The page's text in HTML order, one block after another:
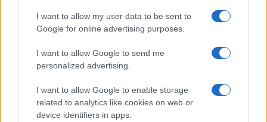
I want to allow my user data to be sent to
Google for online advertising purposes.
I want to allow Google to send me
personalized advertising.
I want to allow Google to enable storage
related to analytics like cookies on web or
device identifiers in apps.
Pieve Comics 2026: tutto ciò che devi sapere
sull’evento nerd di Perugia